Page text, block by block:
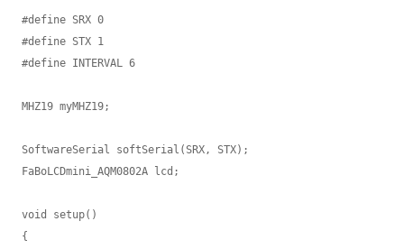
#define SRX 0
#define STX 1
#define INTERVAL 6
MHZ19 myMHZ19;
SoftwareSerial softSerial(SRX, STX);
FaBoLCDmini_AQM0802A lcd;
void setup()
{